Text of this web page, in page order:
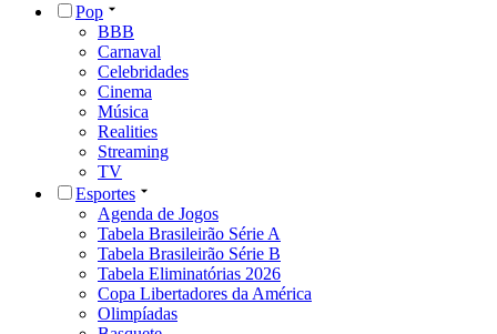
Pop
BBB
Carnaval
Celebridades
Cinema
Música
Realities
Streaming
TV
Esportes
Agenda de Jogos
Tabela Brasileirão Série A
Tabela Brasileirão Série B
Tabela Eliminatórias 2026
Copa Libertadores da América
Olimpíadas